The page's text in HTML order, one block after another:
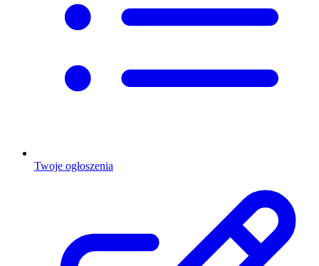
Twoje ogłoszenia